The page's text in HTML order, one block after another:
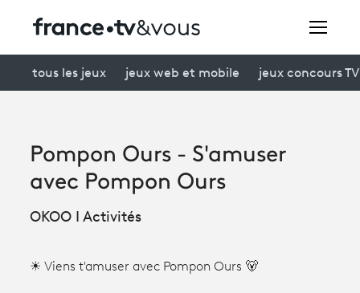
Creators
À votre écoute
tous les jeux jeux web et mobile jeux concours TV
Pompon Ours - S'amuser
avec Pompon Ours
OKOO I Activités
☀ Viens t'amuser avec Pompon Ours 🐻